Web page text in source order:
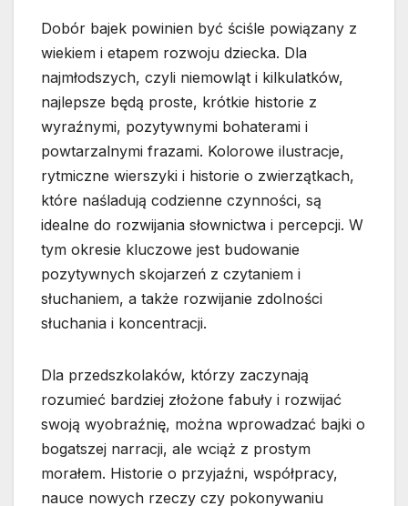
Dobór bajek powinien być ściśle powiązany z
wiekiem i etapem rozwoju dziecka. Dla
najmłodszych, czyli niemowląt i kilkulatków,
najlepsze będą proste, krótkie historie z
wyraźnymi, pozytywnymi bohaterami i
powtarzalnymi frazami. Kolorowe ilustracje,
rytmiczne wierszyki i historie o zwierzątkach,
które naśladują codzienne czynności, są
idealne do rozwijania słownictwa i percepcji. W
tym okresie kluczowe jest budowanie
pozytywnych skojarzeń z czytaniem i
słuchaniem, a także rozwijanie zdolności
słuchania i koncentracji.
Dla przedszkolaków, którzy zaczynają
rozumieć bardziej złożone fabuły i rozwijać
swoją wyobraźnię, można wprowadzać bajki o
bogatszej narracji, ale wciąż z prostym
morałem. Historie o przyjaźni, współpracy,
nauce nowych rzeczy czy pokonywaniu